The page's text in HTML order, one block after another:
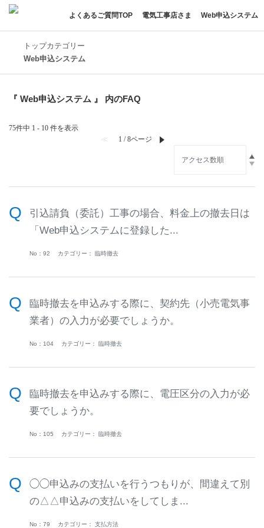
よくあるご質問TOP 電気工事店さま Web申込システム
トップカテゴリー
Web申込システム
『 Web申込システム 』 内のFAQ
75件中 1 - 10 件を表示
≪
1 / 8ページ ≫
引込請負（委託）工事の場合、料金上の撤去日は
「Web申込システムに登録した...
No：92 カテゴリー： 臨時撤去
臨時撤去を申込みする際に、契約先（小売電気事
業者）の入力が必要でしょうか。
No：104 カテゴリー： 臨時撤去
臨時撤去を申込みする際に、電圧区分の入力が必
要でしょうか。
No：105 カテゴリー： 臨時撤去
◯◯申込みの支払いを行うつもりが、間違えて別
の△△申込みの支払いをしてしま...
No：79 カテゴリー： 支払方法